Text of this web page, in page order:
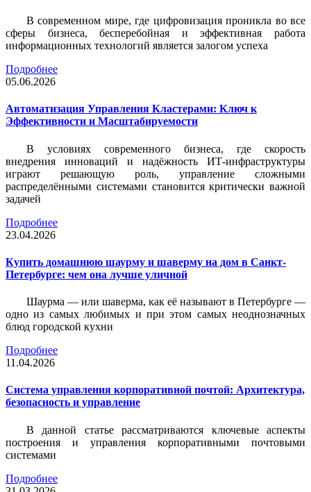
В современном мире, где цифровизация проникла во все
сферы бизнеса, бесперебойная и эффективная работа
информационных технологий является залогом успеха
Подробнее
05.06.2026
Автоматизация Управления Кластерами: Ключ к
Эффективности и Масштабируемости
В условиях современного бизнеса, где скорость
внедрения инноваций и надёжность ИТ-инфраструктуры
играют решающую роль, управление сложными
распределёнными системами становится критически важной
задачей
Подробнее
23.04.2026
Купить домашнюю шаурму и шаверму на дом в Санкт-
Петербурге: чем она лучше уличной
Шаурма — или шаверма, как её называют в Петербурге —
одно из самых любимых и при этом самых неоднозначных
блюд городской кухни
Подробнее
11.04.2026
Система управления корпоративной почтой: Архитектура,
безопасность и управление
В данной статье рассматриваются ключевые аспекты
построения и управления корпоративными почтовыми
системами
Подробнее